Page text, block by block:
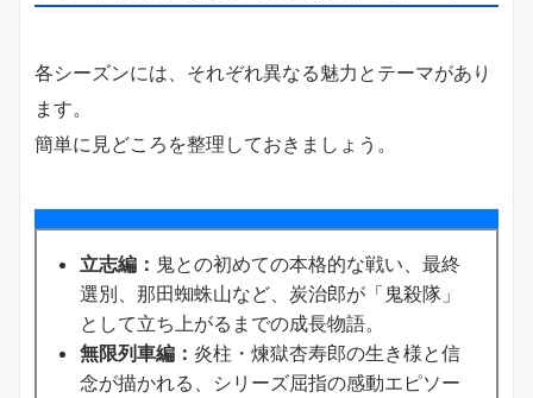
各シーズンには、それぞれ異なる魅力とテーマがあり
ます。
簡単に見どころを整理しておきましょう。
立志編： 鬼との初めての本格的な戦い、最終
選別、那田蜘蛛山など、炭治郎が「鬼殺隊」
として立ち上がるまでの成長物語。
無限列車編： 炎柱・煉獄杏寿郎の生き様と信
念が描かれる、シリーズ屈指の感動エピソー